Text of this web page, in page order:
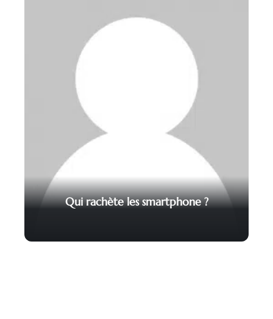
Qui rachète les smartphone ?